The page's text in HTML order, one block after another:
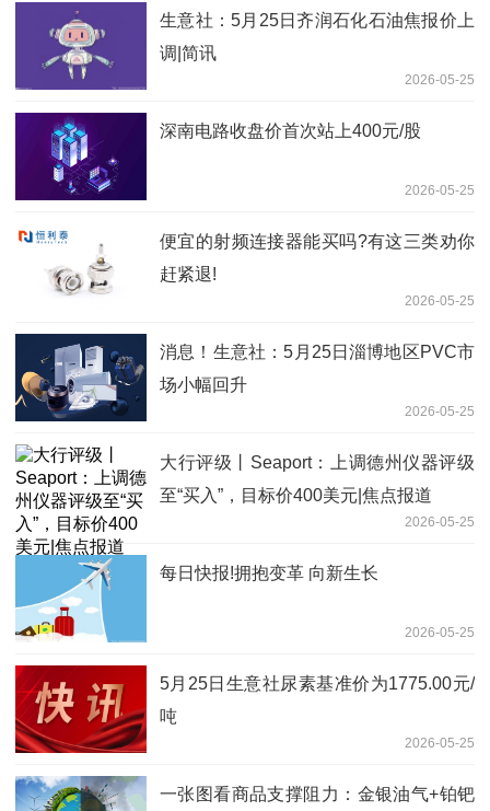
生意社：5月25日齐润石化石油焦报价上
调|简讯
2026-05-25
深南电路收盘价首次站上400元/股
2026-05-25
便宜的射频连接器能买吗?有这三类劝你
赶紧退!
2026-05-25
消息！生意社：5月25日淄博地区PVC市
场小幅回升
2026-05-25
大行评级丨Seaport：上调德州仪器评级
至“买入”，目标价400美元|焦点报道
2026-05-25
每日快报!拥抱变革 向新生长
2026-05-25
5月25日生意社尿素基准价为1775.00元/
吨
2026-05-25
一张图看商品支撑阻力：金银油气+铂钯